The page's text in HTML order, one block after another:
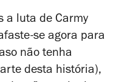
a luta de Carmy
se agora para
não tenha
desta história),